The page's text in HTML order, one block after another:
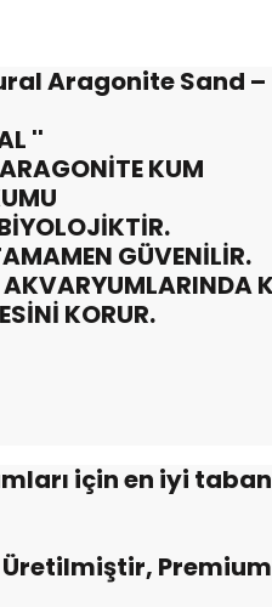
Aragonite Sand –
''
KUM
GÜVENİLİR.
AKVARYUMLARINDA
KORUR.
için en iyi
Premium